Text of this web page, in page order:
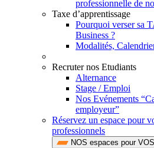
professionnelle de
Taxe d’apprentissage
Pourquoi verser sa
Business ?
Modalités,
Recruter nos Etudiants
Alternance
Stage / Emploi
Nos Evénements
employeur”
Réservez un espace pour
professionnels
NOS espaces pour